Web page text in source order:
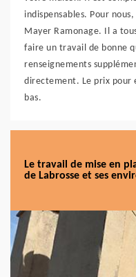
indispensables. Pour
Mayer Ramonage. Il a
faire un travail de bonne
renseignements
directement. Le prix pour
bas.
Le travail de mise en
de Labrosse et ses